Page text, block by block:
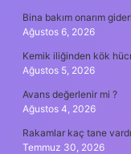
Bina bakım onarım
Ağustos 6, 2026
Kemik iliğinden kök
Ağustos 5, 2026
Avans değerlenir mi ?
Ağustos 4, 2026
Rakamlar kaç tane
Temmuz 30, 2026